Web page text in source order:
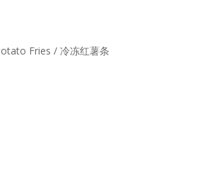
Fries / 冷冻红薯条